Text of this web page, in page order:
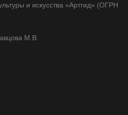
и искусства «Артгид» (ОГРН
М.В.